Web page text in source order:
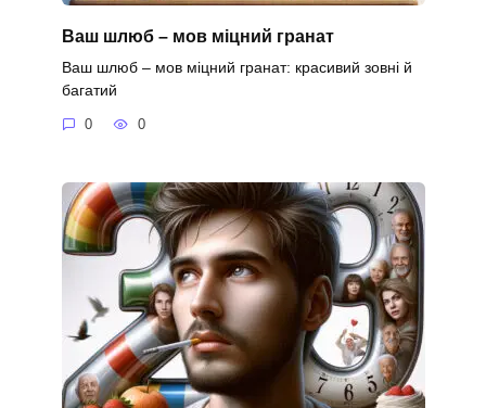
Ваш шлюб – мов міцний гранат
Ваш шлюб – мов міцний гранат: красивий зовні й
багатий
0 0